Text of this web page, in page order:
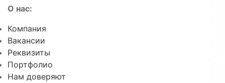
О нас:
Компания
Вакансии
Реквизиты
Портфолио
Нам доверяют